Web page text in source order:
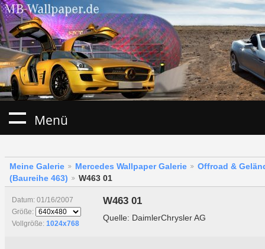
Menü
Meine Galerie Mercedes Wallpaper Galerie
Offroad &
(Baureihe 463)
W463 01
Datum: 01/16/2007
Größe:
Vollgröße: 1024x768
W463 01
Quelle: DaimlerChrysler AG